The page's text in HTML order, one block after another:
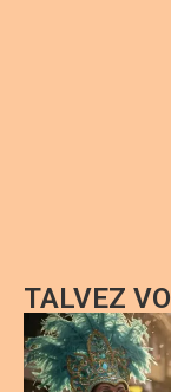
TALVEZ